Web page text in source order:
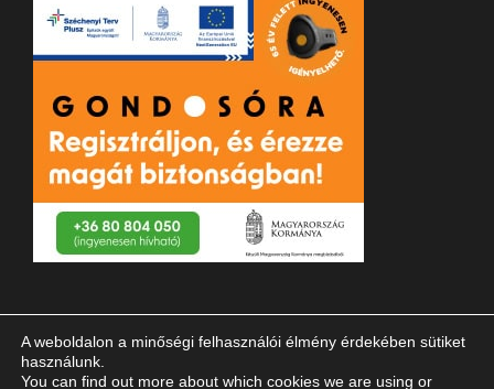
A weboldalon a minőségi felhasználói élmény érdekében sütiket
használunk.
You can find out more about which cookies we are using or